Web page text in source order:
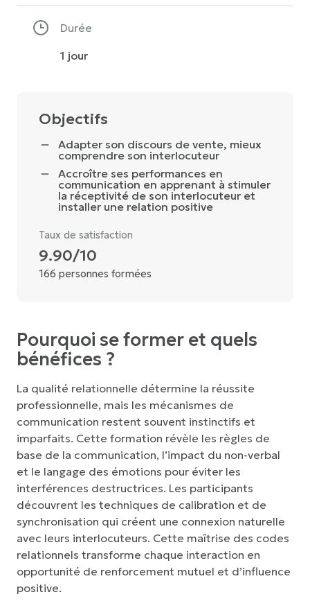
Durée
1 jour
Objectifs
Adapter son discours de vente, mieux
comprendre son interlocuteur
Accroître ses performances en
communication en apprenant à stimuler
la réceptivité de son interlocuteur et
installer une relation positive
Taux de satisfaction
9.90/10
166 personnes formées
Pourquoi se former et quels
bénéfices ?
La qualité relationnelle détermine la réussite
professionnelle, mais les mécanismes de
communication restent souvent instinctifs et
imparfaits. Cette formation révèle les règles de
base de la communication, l’impact du non-verbal
et le langage des émotions pour éviter les
interférences destructrices. Les participants
découvrent les techniques de calibration et de
synchronisation qui créent une connexion naturelle
avec leurs interlocuteurs. Cette maîtrise des codes
relationnels transforme chaque interaction en
opportunité de renforcement mutuel et d’influence
positive.